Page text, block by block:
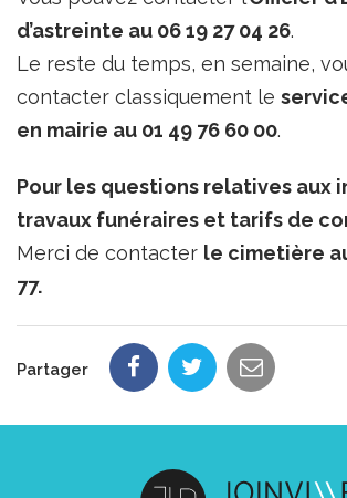
d’astreinte au 06 19 27 04 26.
Le reste du temps, en semaine,
contacter classiquement le
en mairie au 01 49 76 60 00.
Pour les questions relatives aux
travaux funéraires et tarifs de
Merci de contacter le cimetière
77.
Partager